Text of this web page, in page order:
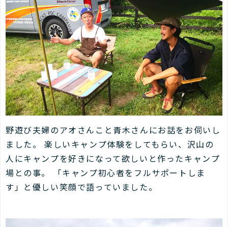
野遊び夫婦のアオさんこと青木さんにお話をお伺いし
ました。 楽しいキャンプ体験をしてもらい、沢山の
人にキャンプを好きになって欲しいと作ったキャンプ
場との事。 「キャンプ初心者をフルサポートしま
す」と優しい笑顔で語っていました。